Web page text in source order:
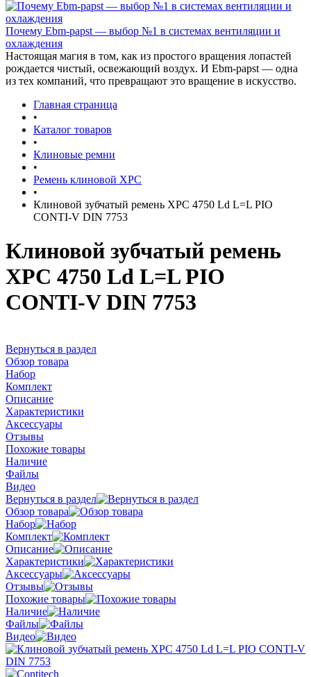
Почему Ebm-papst — выбор №1 в системах вентиляции и
охлаждения
Настоящая магия в том, как из простого вращения лопастей
рождается чистый, освежающий воздух. И Ebm-papst — одна
из тех компаний, что превращают это вращение в искусство.
Главная страница
•
Каталог товаров
•
Клиновые ремни
•
Ремень клиновой XPC
•
Клиновой зубчатый ремень XPC 4750 Ld L=L PIO
CONTI-V DIN 7753
Клиновой зубчатый ремень
XPC 4750 Ld L=L PIO
CONTI-V DIN 7753
Вернуться в раздел
Обзор товара
Набор
Комплект
Описание
Характеристики
Аксессуары
Отзывы
Похожие товары
Наличие
Файлы
Видео
Вернуться в раздел
Обзор товара
Набор
Комплект
Описание
Характеристики
Аксессуары
Отзывы
Похожие товары
Наличие
Файлы
Видео